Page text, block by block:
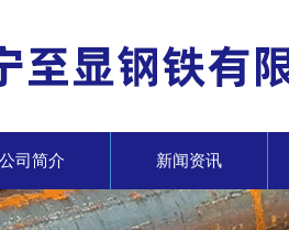
公司简介 新闻资讯